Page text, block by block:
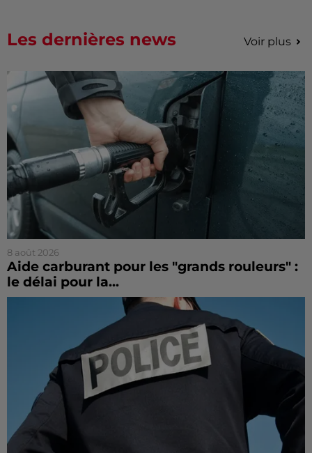
Les dernières news Voir plus
8 août 2026
Aide carburant pour les "grands rouleurs" :
le délai pour la...